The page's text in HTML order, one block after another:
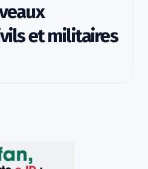
et militaires